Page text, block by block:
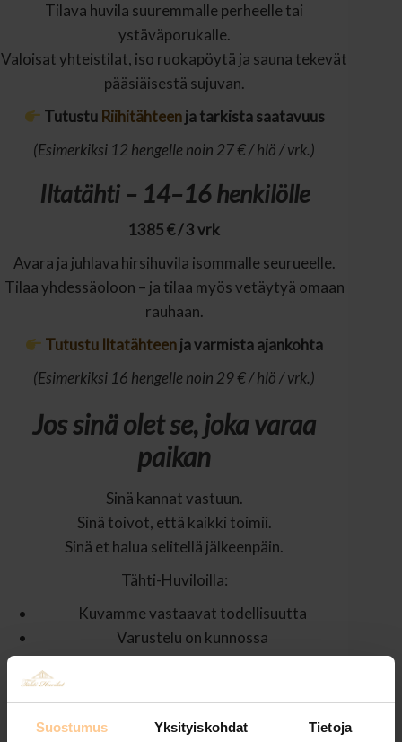
Suostumus Yksityiskohdat Tietoja
Tilava huvila suuremmalle perheelle tai
ystäväporukalle.
Valoisat yhteistilat, iso ruokapöytä ja sauna tekevät
pääsiäisestä sujuvan.
Tutustu Riihitähteenja tarkista saatavuus
(Esimerkiksi 12 hengelle noin 27 € / hlö / vrk.)
Iltatähti – 14–16 henkilölle
1385 € / 3 vrk
Avara ja juhlava hirsihuvila isommalle seurueelle.
Tilaa yhdessäoloon – ja tilaa myös vetäytyä omaan
rauhaan.
Tutustu Iltatähteenja varmista ajankohta
(Esimerkiksi 16 hengelle noin 29 € / hlö / vrk.)
Jos sinä olet se, joka varaa
paikan
Sinä kannat vastuun.
Sinä toivot, että kaikki toimii.
Sinä et halua selitellä jälkeenpäin.
Tähti-Huviloilla:
Kuvamme vastaavat todellisuutta
Varustelu on kunnossa
Ohjeet ovat selkeät
Pääsiäinen ei kaadu majoitukseen.